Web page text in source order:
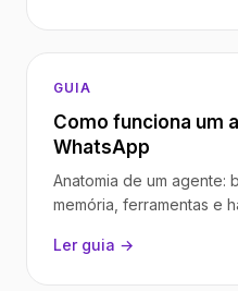
GUIA
Como funciona um
WhatsApp
Anatomia de um agente:
memória, ferramentas e
Ler guia →